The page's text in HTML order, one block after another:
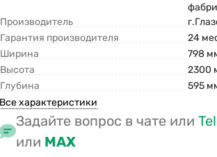
Производитель
Гарантия производителя
24
Ширина
798
Высота
2300
Глубина
595
Все характеристики
Задайте вопрос в чате или
или MAX